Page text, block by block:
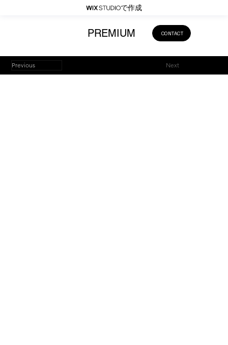
で作成
CONTACT
PREMIUM
Previous Next